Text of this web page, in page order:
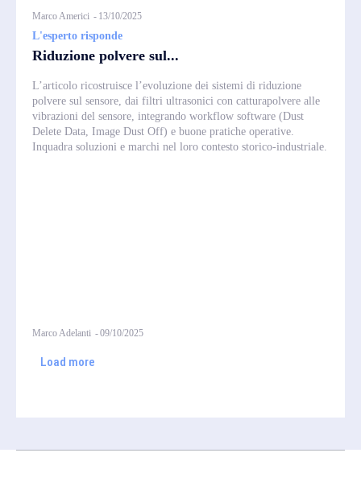
Marco Americi - 13/10/2025
L'esperto risponde
Riduzione polvere sul...
L’articolo ricostruisce l’evoluzione dei sistemi di riduzione
polvere sul sensore, dai filtri ultrasonici con catturapolvere alle
vibrazioni del sensore, integrando workflow software (Dust
Delete Data, Image Dust Off) e buone pratiche operative.
Inquadra soluzioni e marchi nel loro contesto storico‑industriale.
Marco Adelanti -09/10/2025
Load more